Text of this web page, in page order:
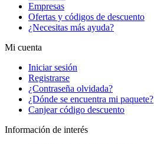
Empresas
Ofertas y códigos de descuento
¿Necesitas más ayuda?
Mi cuenta
Iniciar sesión
Registrarse
¿Contraseña olvidada?
¿Dónde se encuentra mi paquete?
Canjear código descuento
Información de interés